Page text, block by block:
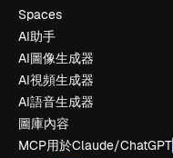
Spaces
AI助手
AI圖像生成器
AI視頻生成器
AI語音生成器
圖庫內容
MCP用於Claude/ChatGPT